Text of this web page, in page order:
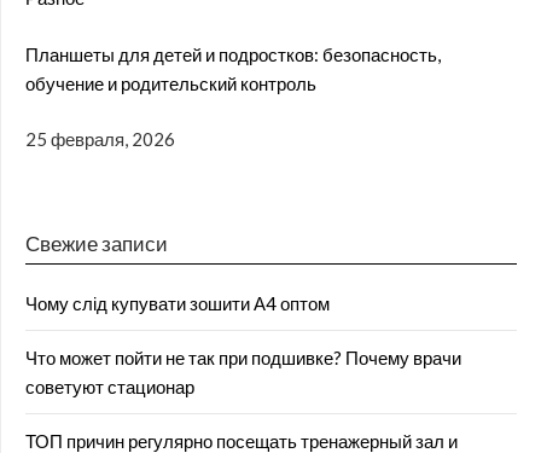
Планшеты для детей и подростков: безопасность,
обучение и родительский контроль
25 февраля, 2026
Свежие записи
Чому слід купувати зошити А4 оптом
Что может пойти не так при подшивке? Почему врачи
советуют стационар
ТОП причин регулярно посещать тренажерный зал и